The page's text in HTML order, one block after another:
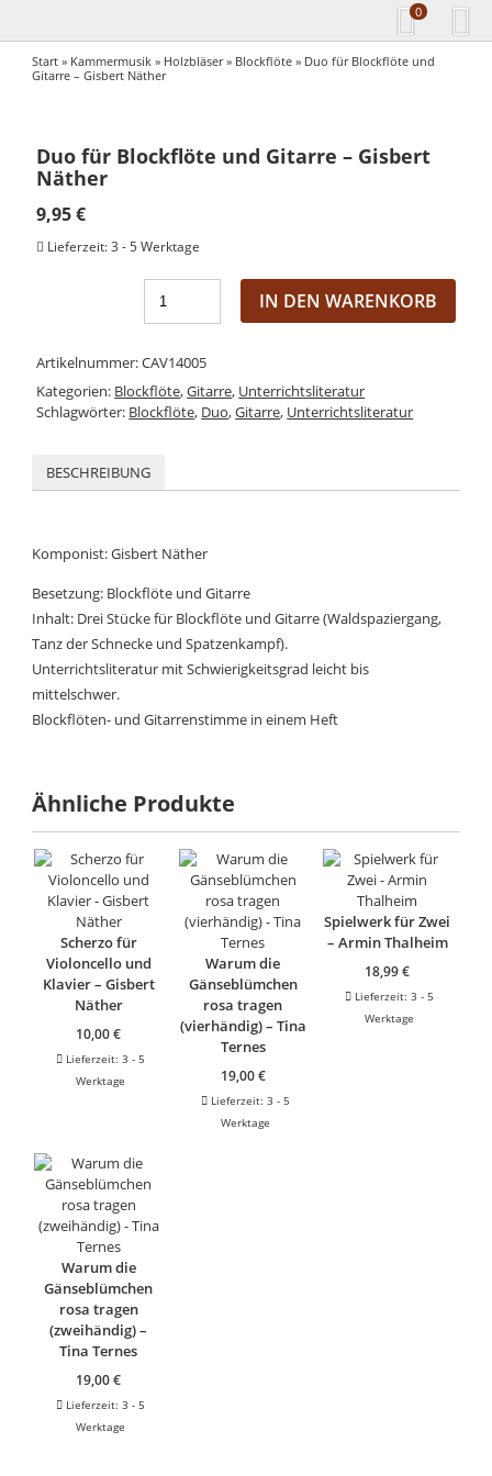
0
Start » Kammermusik » Holzbläser» Blockflöte » Duo für Blockflöte und
Gitarre – Gisbert Näther
Duo für Blockflöte und Gitarre – Gisbert
Näther
9,95€
Lieferzeit:3 - 5 Werktage
IN DEN WARENKORB
Artikelnummer:CAV14005
Kategorien: Blockflöte,Gitarre, Unterrichtsliteratur
Schlagwörter: Blockflöte, Duo,Gitarre, Unterrichtsliteratur
BESCHREIBUNG
Komponist: Gisbert Näther
Besetzung: Blockflöte und Gitarre
Inhalt: Drei Stücke für Blockflöte und Gitarre (Waldspaziergang,
Tanz der Schnecke und Spatzenkampf).
Unterrichtsliteratur mit Schwierigkeitsgrad leicht bis
mittelschwer.
Blockflöten- und Gitarrenstimme in einem Heft
Ähnliche Produkte
Scherzo für
Violoncello und
Klavier – Gisbert
Näther
10,00€
Lieferzeit:3 - 5
Werktage
Warum die
Gänseblümchen
rosa tragen
(vierhändig) – Tina
Ternes
19,00€
Lieferzeit: 3 - 5
Werktage
Spielwerk für Zwei
– Armin Thalheim
18,99€
Lieferzeit:3 - 5
Werktage
Warum die
Gänseblümchen
rosa tragen
(zweihändig) –
Tina Ternes
19,00€
Lieferzeit:3 - 5
Werktage